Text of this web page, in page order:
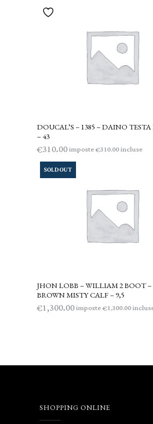
AGGIUNGI AL CARRELLO
DOUCAL’S – 1385 – DAINO
– 43
€310.00imposte€310.00incluse
SOLD OUT
LEGGI TUTTO
JHON LOBB – WILLIAM 2 BOOT
BROWN MISTY CALF – 9,5
€1,300.00imposte€1,300.00
SHOPPING ONLINE